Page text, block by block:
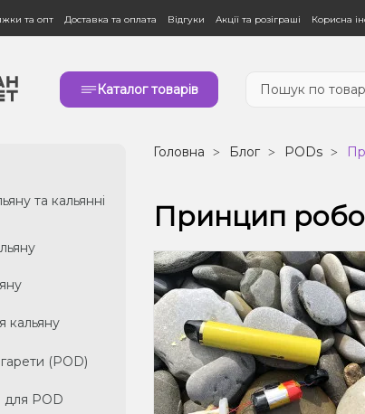
та опт Доставка та оплата Відгуки Акції та розіграші Корисна
Каталог товарів
та кальянні
кальяну
(POD)
для POD
та кальянні
кальяну
(POD)
для POD
Головна Блог PODs
Принцип